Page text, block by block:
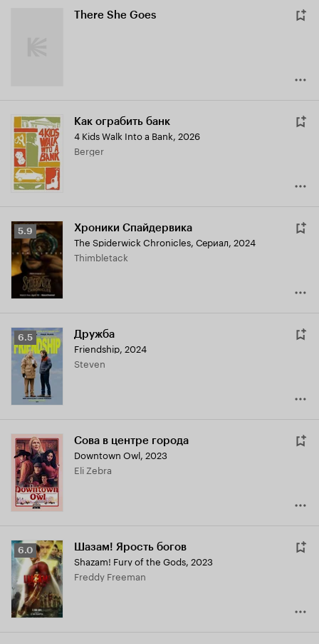
There She Goes
Как ограбить банк
4 Kids Walk Into a Bank, 2026
Berger
Рейтинг
Кинопоиска
5.9
5.9 Хроники Спайдервика
The Spiderwick Chronicles, Сериал, 2024
Thimbletack
Рейтинг
Кинопоиска
6.5
6.5 Дружба
Friendship, 2024
Steven
Сова в центре города
Downtown Owl, 2023
Eli Zebra
Рейтинг
Кинопоиска
6.0
6.0 Шазам! Ярость богов
Shazam! Fury of the Gods, 2023
Freddy Freeman